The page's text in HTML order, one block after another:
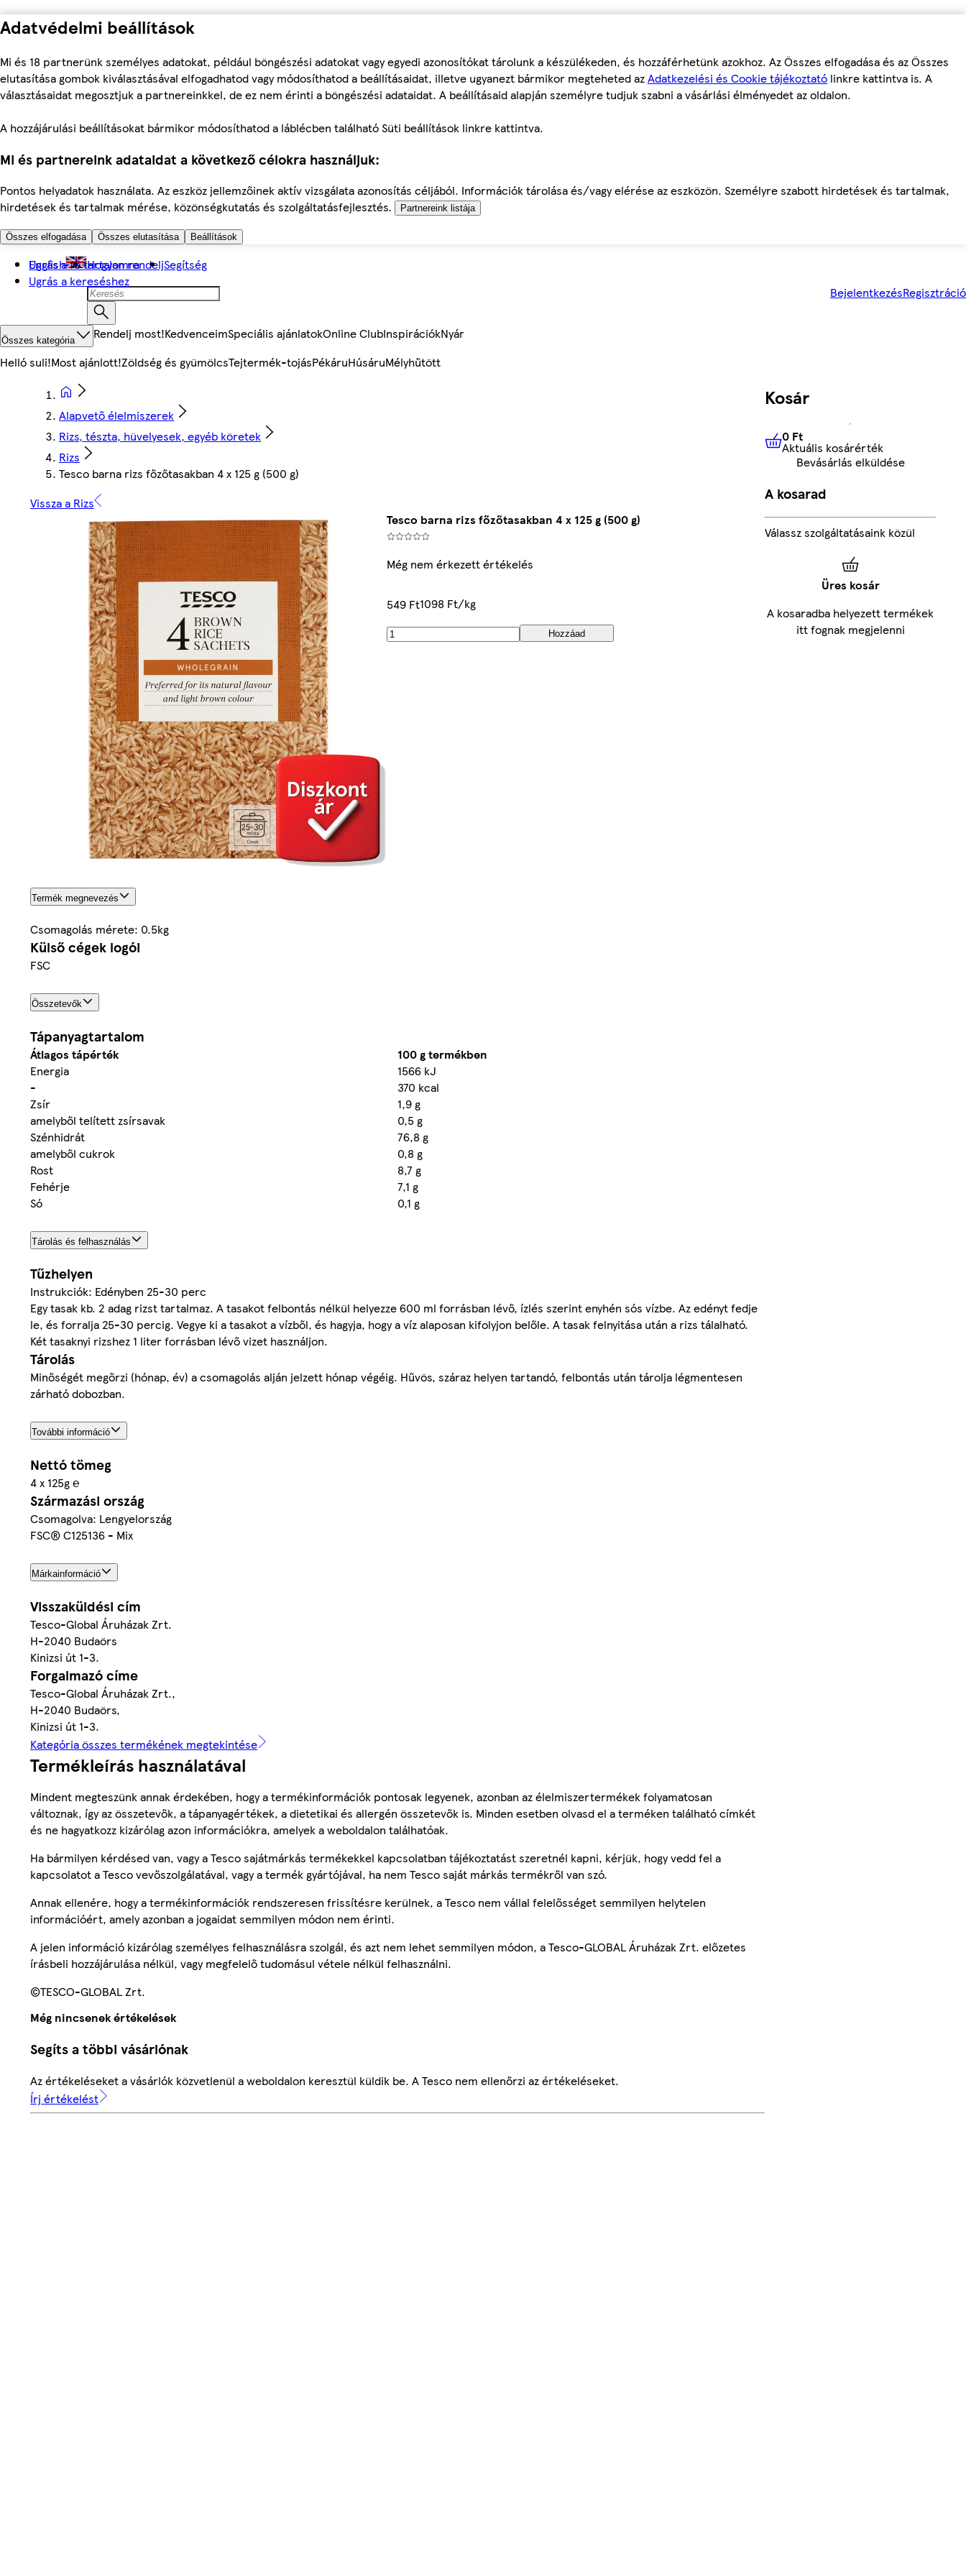
Adatvédelmi beállítások
Mi és 18 partnerünk személyes adatokat, például böngészési adatokat vagy egyedi azonosítókat tárolunk a készülékeden, és hozzáférhetünk azokhoz. Az Összes elfogadása és az Összes
elutasítása gombok kiválasztásával elfogadhatod vagy módosíthatod a beállításaidat, illetve ugyanezt bármikor megteheted azAdatkezelési és Cookie tájékoztató linkre kattintva is. A
választásaidat megosztjuk a partnereinkkel, de ez nem érinti a böngészési adataidat. A beállításaid alapján személyre tudjuk szabni a vásárlási élményedet az oldalon.
A hozzájárulási beállításokat bármikor módosíthatod a láblécben található Süti beállítások linkre kattintva.
Mi és partnereink adataidat a következő célokra használjuk:
Pontos helyadatok használata. Az eszköz jellemzőinek aktív vizsgálata azonosítás céljából. Információk tárolása és/vagy elérése az eszközön. Személyre szabott hirdetések és tartalmak,
hirdetések és tartalmak mérése, közönségkutatás és szolgáltatásfejlesztés.
Partnereink listája
Összes elfogadása Összes elutasítása Beállítások
Ugrás a fő tartalomra
Ugrás a kereséshez
English Hogyan rendeljSegítség
BejelentkezésRegisztráció
Összes kategória Rendelj most!KedvenceimSpeciális ajánlatokOnline ClubInspirációkNyár
Helló suli!Most ajánlott!Zöldség és gyümölcsTejtermék-tojásPékáruHúsáruMélyhűtött
Alapvető élelmiszerek
Rizs, tészta, hüvelyesek, egyéb köretek
Rizs
Tesco barna rizs főzőtasakban 4 x 125 g (500 g)
Vissza a Rizs
Tesco barna rizs főzőtasakban 4 x 125 g (500 g)
Még nem érkezett értékelés
549 Ft1098 Ft/kg
Hozzáad
Termék megnevezés
Csomagolás mérete: 0.5kg
Külső cégek logói
FSC
Összetevők
Tápanyagtartalom
Átlagos tápérték
100 g termékben
Energia
1566 kJ
-
370 kcal
Zsír
1,9 g
amelyből telített zsírsavak
0,5 g
Szénhidrát
76,8 g
amelyből cukrok
0,8 g
Rost
8,7 g
Fehérje
7,1 g
Só
0,1 g
Tárolás és felhasználás
Tűzhelyen
Instrukciók: Edényben 25-30 perc
Egy tasak kb. 2 adag rizst tartalmaz. A tasakot felbontás nélkül helyezze 600 ml forrásban lévő, ízlés szerint enyhén sós vízbe. Az edényt fedje
le, és forralja 25-30 percig. Vegye ki a tasakot a vízből, és hagyja, hogy a víz alaposan kifolyjon belőle. A tasak felnyitása után a rizs tálalható.
Két tasaknyi rizshez 1 liter forrásban lévő vizet használjon.
Tárolás
Minőségét megőrzi (hónap, év) a csomagolás alján jelzett hónap végéig. Hűvös, száraz helyen tartandó, felbontás után tárolja légmentesen
zárható dobozban.
További információ
Nettó tömeg
4 x 125g ℮
Származási ország
Csomagolva: Lengyelország
FSC® C125136 - Mix
Márkainformáció
Visszaküldési cím
Tesco-Global Áruházak Zrt.
H-2040 Budaörs
Kinizsi út 1-3.
Forgalmazó címe
Tesco-Global Áruházak Zrt.,
H-2040 Budaörs,
Kinizsi út 1-3.
Kategória összes termékének megtekintése
Termékleírás használatával
Mindent megteszünk annak érdekében, hogy a termékinformációk pontosak legyenek, azonban az élelmiszertermékek folyamatosan
változnak, így az összetevők, a tápanyagértékek, a dietetikai és allergén összetevők is. Minden esetben olvasd el a terméken található címkét
és ne hagyatkozz kizárólag azon információkra, amelyek a weboldalon találhatóak.
Ha bármilyen kérdésed van, vagy a Tesco sajátmárkás termékekkel kapcsolatban tájékoztatást szeretnél kapni, kérjük, hogy vedd fel a
kapcsolatot a Tesco vevőszolgálatával, vagy a termék gyártójával, ha nem Tesco saját márkás termékről van szó.
Annak ellenére, hogy a termékinformációk rendszeresen frissítésre kerülnek, a Tesco nem vállal felelősséget semmilyen helytelen
információért, amely azonban a jogaidat semmilyen módon nem érinti.
A jelen információ kizárólag személyes felhasználásra szolgál, és azt nem lehet semmilyen módon, a Tesco-GLOBAL Áruházak Zrt. előzetes
írásbeli hozzájárulása nélkül, vagy megfelelő tudomásul vétele nélkül felhasználni.
©TESCO-GLOBAL Zrt.
Még nincsenek értékelések
Segíts a többi vásárlónak
Az értékeléseket a vásárlók közvetlenül a weboldalon keresztül küldik be. A Tesco nem ellenőrzi az értékeléseket.
Írj értékelést
Kosár
0 FtAktuális kosárérték
0 Ft
Aktuális kosárérték
Bevásárlás elküldése
A kosarad
Válassz szolgáltatásaink közül
Üres kosár
A kosaradba helyezett termékek
itt fognak megjelenni